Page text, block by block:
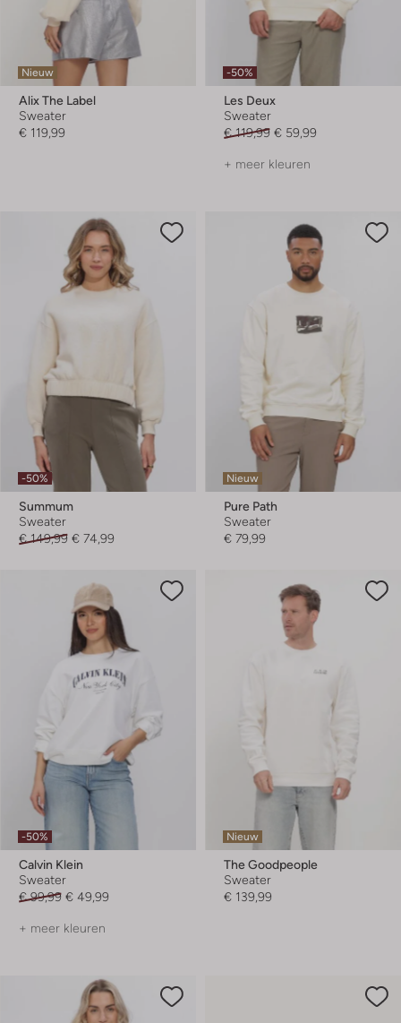
Nieuw
Alix The Label
Sweater
€ 119,99
-50%
Les Deux
Sweater
€ 119,99 € 59,99
+ meer kleuren
-50%
Summum
Sweater
€ 149,99 € 74,99
Nieuw
Pure Path
Sweater
€ 79,99
-50%
Calvin Klein
Sweater
€ 99,99 € 49,99
+ meer kleuren
Nieuw
The Goodpeople
Sweater
€ 139,99